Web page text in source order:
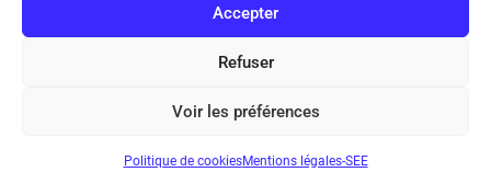
Accepter
Refuser
Voir les préférences
Politique de cookiesMentions légales-SEE
de l’Information et de la Communication
75116 Paris
Métro : « Boissière » Ligne 6 et « Iéna » Ligne 9
Téléphone : (+33) 1 56 90 37 17